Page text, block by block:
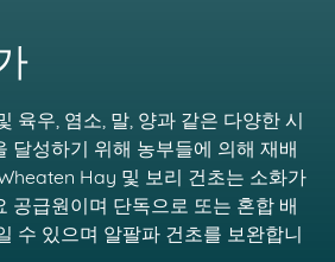
육우, 염소, 말, 양과 같은 다양한 시
달성하기 위해 농부들에 의해 재배
Hay 및 보리 건초는 소화가
공급원이며 단독으로 또는 혼합 배
수 있으며 알팔파 건초를 보완합니